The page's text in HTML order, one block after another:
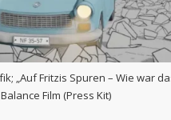
„Auf Fritzis Spuren – Wie war
Balance Film (Press Kit)